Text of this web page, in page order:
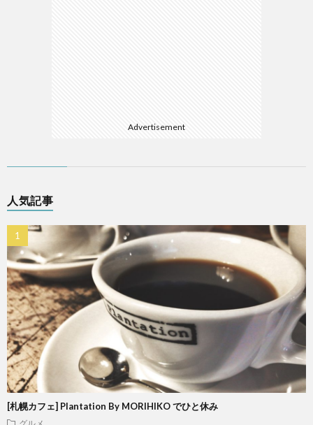
Advertisement
人気記事
[札幌カフェ] Plantation By MORIHIKO でひと休み
グルメ